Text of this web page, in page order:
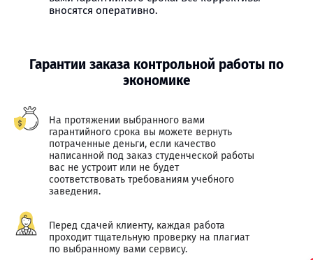
вносятся оперативно.
Гарантии заказа контрольной работы по
экономике
На протяжении выбранного вами
гарантийного срока вы можете вернуть
потраченные деньги, если качество
написанной под заказ студенческой работы
вас не устроит или не будет
соответствовать требованиям учебного
заведения.
Перед сдачей клиенту, каждая работа
проходит тщательную проверку на плагиат
по выбранному вами сервису.